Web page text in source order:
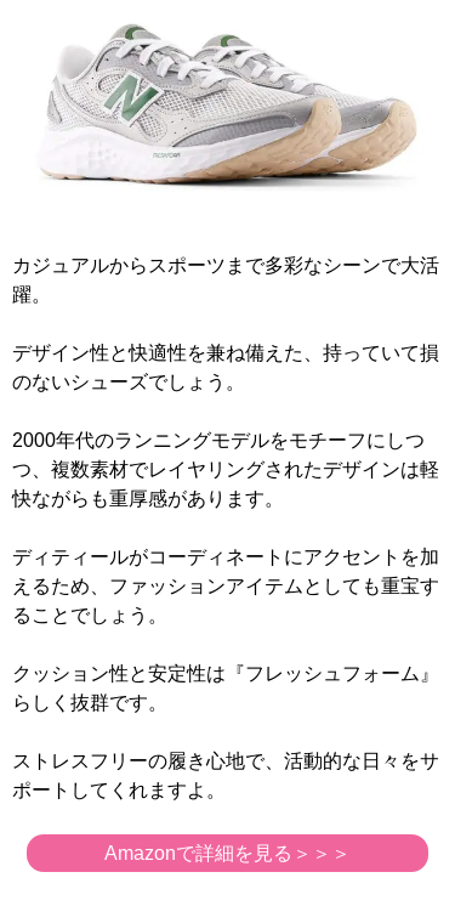
カジュアルからスポーツまで多彩なシーンで大活
躍。
デザイン性と快適性を兼ね備えた、持っていて損
のないシューズでしょう。
2000年代のランニングモデルをモチーフにしつ
つ、複数素材でレイヤリングされたデザインは軽
快ながらも重厚感があります。
ディティールがコーディネートにアクセントを加
えるため、ファッションアイテムとしても重宝す
ることでしょう。
クッション性と安定性は『フレッシュフォーム』
らしく抜群です。
ストレスフリーの履き心地で、活動的な日々をサ
ポートしてくれますよ。
Amazonで詳細を見る＞＞＞